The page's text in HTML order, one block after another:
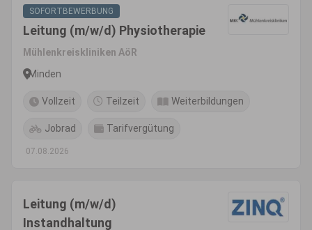
SOFORTBEWERBUNG
Leitung (m/w/d) Physiotherapie
Mühlenkreiskliniken AöR
Minden
Vollzeit Teilzeit Weiterbildungen
Jobrad Tarifvergütung
07.08.2026
Leitung (m/w/d)
Instandhaltung